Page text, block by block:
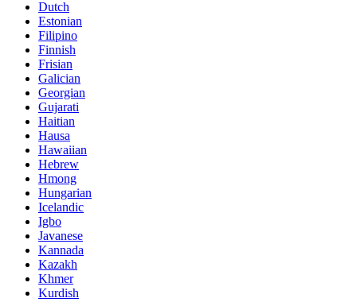
Dutch
Estonian
Filipino
Finnish
Frisian
Galician
Georgian
Gujarati
Haitian
Hausa
Hawaiian
Hebrew
Hmong
Hungarian
Icelandic
Igbo
Javanese
Kannada
Kazakh
Khmer
Kurdish